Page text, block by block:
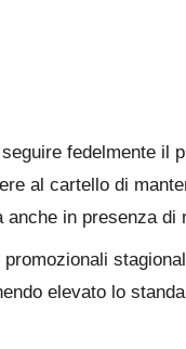
fedelmente il
al cartello di
in presenza di
elevato lo